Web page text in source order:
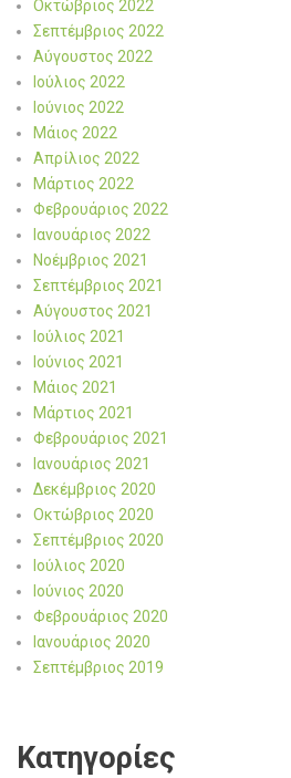
Οκτώβριος 2022
Σεπτέμβριος 2022
Αύγουστος 2022
Ιούλιος 2022
Ιούνιος 2022
Μάιος 2022
Απρίλιος 2022
Μάρτιος 2022
Φεβρουάριος 2022
Ιανουάριος 2022
Νοέμβριος 2021
Σεπτέμβριος 2021
Αύγουστος 2021
Ιούλιος 2021
Ιούνιος 2021
Μάιος 2021
Μάρτιος 2021
Φεβρουάριος 2021
Ιανουάριος 2021
Δεκέμβριος 2020
Οκτώβριος 2020
Σεπτέμβριος 2020
Ιούλιος 2020
Ιούνιος 2020
Φεβρουάριος 2020
Ιανουάριος 2020
Σεπτέμβριος 2019
Kατηγορίες